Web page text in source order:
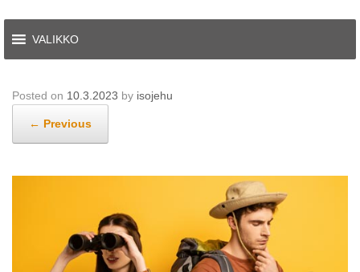
VALIKKO
Posted on 10.3.2023 by isojehu
← Previous